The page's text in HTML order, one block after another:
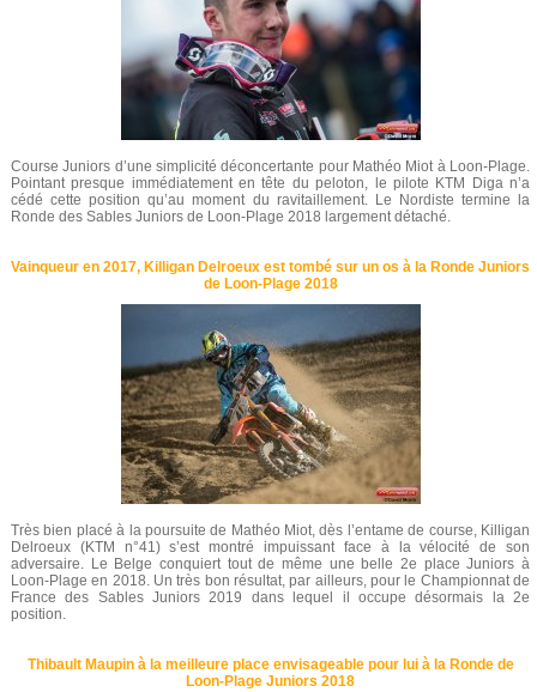
Course Juniors d’une simplicité déconcertante pour Mathéo Miot à Loon-Plage.
Pointant presque immédiatement en tête du peloton, le pilote KTM Diga n’a
cédé cette position qu’au moment du ravitaillement. Le Nordiste termine la
Ronde des Sables Juniors de Loon-Plage 2018 largement détaché.
Vainqueur en 2017, Killigan Delroeux est tombé sur un os à la Ronde Juniors
de Loon-Plage 2018
Très bien placé à la poursuite de Mathéo Miot, dès l’entame de course, Killigan
Delroeux (KTM n°41) s’est montré impuissant face à la vélocité de son
adversaire. Le Belge conquiert tout de même une belle 2e place Juniors à
Loon-Plage en 2018. Un très bon résultat, par ailleurs, pour le Championnat de
France des Sables Juniors 2019 dans lequel il occupe désormais la 2e
position.
Thibault Maupin à la meilleure place envisageable pour lui à la Ronde de
Loon-Plage Juniors 2018